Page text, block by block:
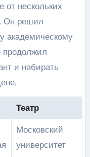
от нескольких
Он решил
академическому
продолжил
и набирать
Театр
Московский
университет